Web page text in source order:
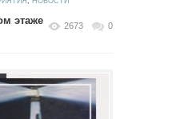
2673 0
этаже